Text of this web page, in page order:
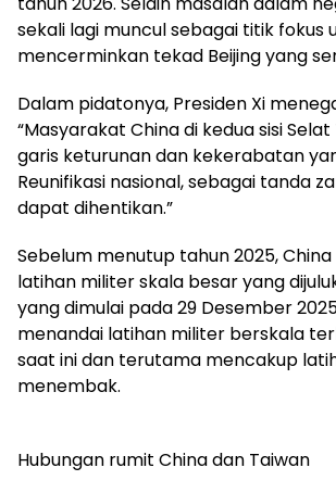
sekali lagi muncul sebagai titik fokus
mencerminkan tekad Beijing yang
Dalam pidatonya, Presiden Xi
“Masyarakat China di kedua sisi
garis keturunan dan kekerabatan
Reunifikasi nasional, sebagai tanda
dapat dihentikan.”
Sebelum menutup tahun 2025,
latihan militer skala besar yang
yang dimulai pada 29 Desember
menandai latihan militer berskala
saat ini dan terutama mencakup
menembak.
Hubungan rumit China dan Taiwan